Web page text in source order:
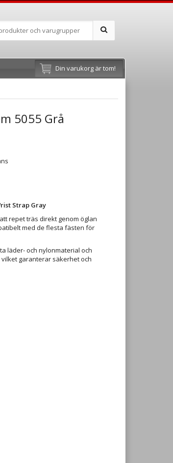
Din varukorg är tom!
5055 Grå
Strap Gray
repet träs direkt genom öglan
med de flesta fästen för
läder- och nylonmaterial och
garanterar säkerhet och